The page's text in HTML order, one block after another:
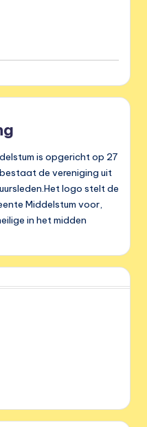
is opgericht op 27
de vereniging uit
logo stelt de
Middelstum voor,
in het midden